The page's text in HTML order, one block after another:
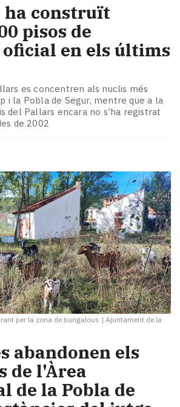
ha construït
pisos de
en els últims
es concentren als nuclis més
i la Pobla de Segur, mentre que a la
del Pallars encara no s'ha registrat
de 2002
per la zona de bungalous | Ajuntament de la
abandonen els
de l'Àrea
de la Pobla de